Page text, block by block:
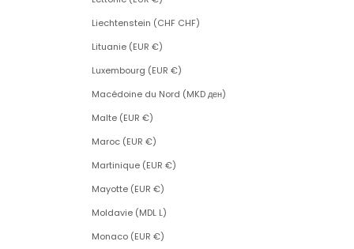
Liechtenstein (CHF CHF)
Lituanie (EUR €)
Luxembourg (EUR €)
Macédoine du Nord (MKD ден)
Malte (EUR €)
Maroc (EUR €)
Martinique (EUR €)
Mayotte (EUR €)
Moldavie (MDL L)
Monaco (EUR €)